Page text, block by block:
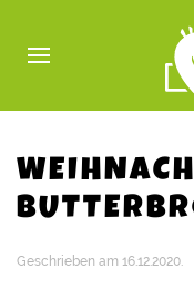
Geschrieben am 16.12.2020.